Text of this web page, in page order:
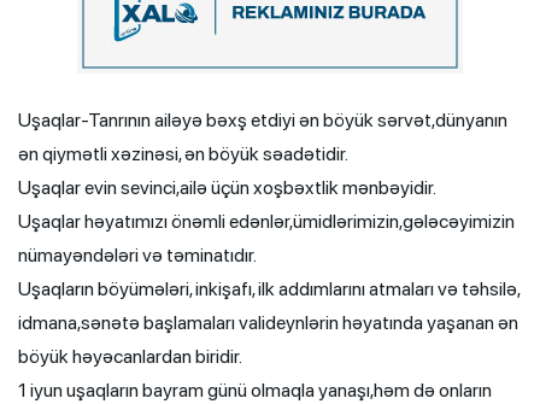
Uşaqlar-Tanrının ailəyə bəxş etdiyi ən böyük sərvət,dünyanın
ən qiymətli xəzinəsi, ən böyük səadətidir.
Uşaqlar evin sevinci,ailə üçün xoşbəxtlik mənbəyidir.
Uşaqlar həyatımızı önəmli edənlər,ümidlərimizin,gələcəyimizin
nümayəndələri və təminatıdır.
Uşaqların böyümələri, inkişafı, ilk addımlarını atmaları və təhsilə,
idmana,sənətə başlamaları valideynlərin həyatında yaşanan ən
böyük həyəcanlardan biridir.
1 iyun uşaqların bayram günü olmaqla yanaşı,həm də onların